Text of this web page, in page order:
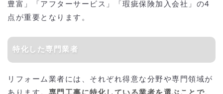
豊富」「アフターサービス」「瑕疵保険加入会社」の4
点が重要となります。
特化した専門業者
リフォーム業者には、それぞれ得意な分野や専門領域が